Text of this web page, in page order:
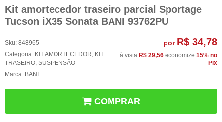
Kit amortecedor traseiro parcial Sportage
Tucson iX35 Sonata BANI 93762PU
Sku: 848965
Categoria: KIT AMORTECEDOR, KIT
TRASEIRO, SUSPENSÃO
Marca: BANI
por R$ 34,78
à vista R$ 29,56 economize 15% no
Pix
COMPRAR